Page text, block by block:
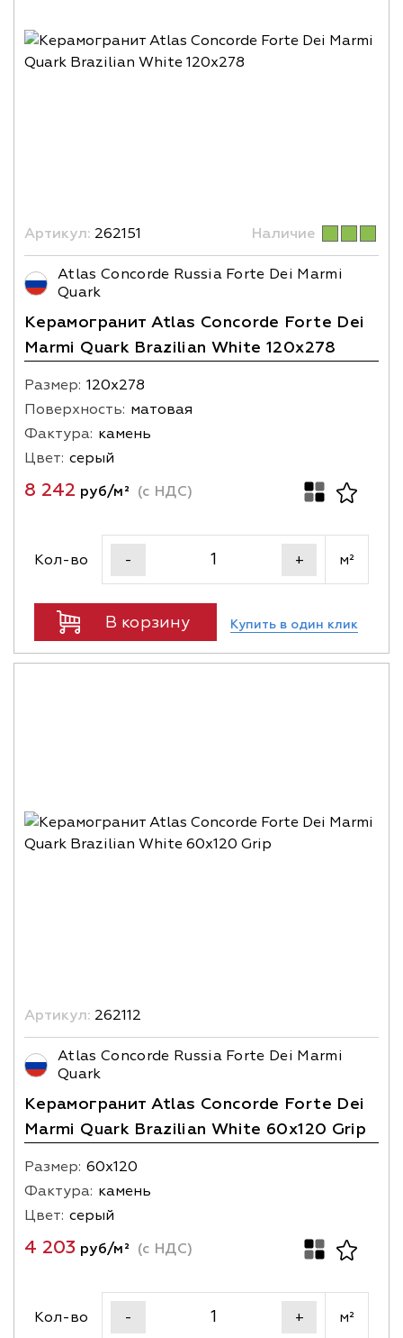
Артикул: 262151 Наличие
Atlas Concorde Russia Forte Dei Marmi
Quark
Керамогранит Atlas Concorde Forte Dei
Marmi Quark Brazilian White 120x278
Размер: 120х278
Поверхность: матовая
Фактура: камень
Цвет: серый
8 242 руб/м² (с НДС)
Кол-во - + м²
В корзину Купить в один клик
Артикул: 262112
Atlas Concorde Russia Forte Dei Marmi
Quark
Керамогранит Atlas Concorde Forte Dei
Marmi Quark Brazilian White 60x120 Grip
Размер: 60х120
Фактура: камень
Цвет: серый
4 203 руб/м² (с НДС)
Кол-во - + м²